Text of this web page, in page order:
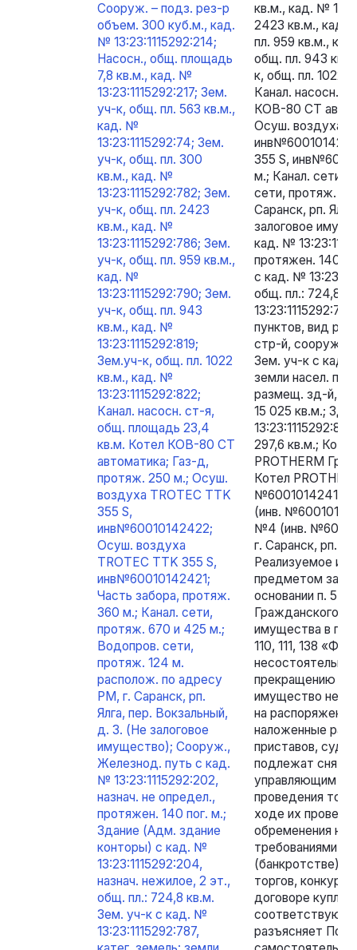
Сооруж. – подз. рез-р
объем. 300 куб.м., кад.
№ 13:23:1115292:214;
Насосн., общ. площадь
7,8 кв.м., кад. №
13:23:1115292:217; Зем.
уч-к, общ. пл. 563 кв.м.,
кад. №
13:23:1115292:74; Зем.
уч-к, общ. пл. 300
кв.м., кад. №
13:23:1115292:782; Зем.
уч-к, общ. пл. 2423
кв.м., кад. №
13:23:1115292:786; Зем.
уч-к, общ. пл. 959 кв.м.,
кад. №
13:23:1115292:790; Зем.
уч-к, общ. пл. 943
кв.м., кад. №
13:23:1115292:819;
Зем.уч-к, общ. пл. 1022
кв.м., кад. №
13:23:1115292:822;
Канал. насосн. ст-я,
общ. площадь 23,4
кв.м. Котел КОВ-80 СТ
автоматика; Газ-д,
протяж. 250 м.; Осуш.
воздуха TROTEC TTK
355 S,
инв№60010142422;
Осуш. воздуха
TROTEC TTK 355 S,
инв№60010142421;
Часть забора, протяж.
360 м.; Канал. сети,
протяж. 670 и 425 м.;
Водопров. сети,
протяж. 124 м.
располож. по адресу
РМ, г. Саранск, рп.
Ялга, пер. Вокзальный,
д. 3. (Не залоговое
имущество); Сооруж.,
Железнод. путь с кад.
№ 13:23:1115292:202,
назнач. не определ.,
протяжен. 140 пог. м.;
Здание (Адм. здание
конторы) с кад. №
13:23:1115292:204,
назнач. нежилое, 2 эт.,
общ. пл.: 724,8 кв.м.
Зем. уч-к с кад. №
13:23:1115292:787,
кв.м., кад. №
2423 кв.м., кад.
пл. 959 кв.м.,
общ. пл. 943
к, общ. пл. 1022
Канал. насосн.
КОВ-80 СТ
Осуш. воздуха
355 S,
м.; Канал. сети,
сети, протяж.
Саранск, рп.
залоговое
кад. №
протяжен. 140
с кад. №
общ. пл.: 724,8
пунктов, вид
стр-й, сооруж.
Зем. уч-к с кад.
земли насел.
размещ. зд-й,
15 025 кв.м.;
297,6 кв.м.;
PROTHERM
Котел
№60010142410);
(инв.
№4 (инв.
г. Саранск, рп.
Реализуемое
предметом
основании п. 5
Гражданского
имущества в
110, 111, 138
прекращению
имущество не
на
наложенные
приставов,
подлежат
управляющим в
проведения
ходе их
обременения не
требованиями ч.
(банкротстве)»,
торгов,
договоре купли-
разъясняет